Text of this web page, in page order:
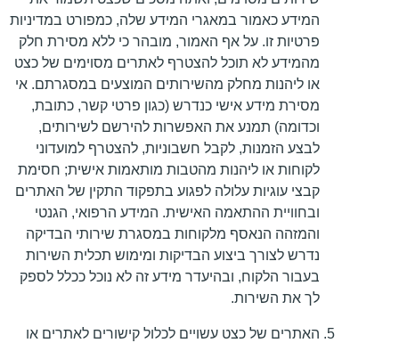
המידע כאמור במאגרי המידע שלה, כמפורט במדיניות
פרטיות זו. על אף האמור, מובהר כי ללא מסירת חלק
מהמידע לא תוכל להצטרף לאתרים מסוימים של כצט
או ליהנות מחלק מהשירותים המוצעים במסגרתם. אי
מסירת מידע אישי כנדרש (כגון פרטי קשר, כתובת,
וכדומה) תמנע את האפשרות להירשם לשירותים,
לבצע הזמנות, לקבל חשבוניות, להצטרף למועדוני
לקוחות או ליהנות מהטבות מותאמות אישית; חסימת
קבצי עוגיות עלולה לפגוע בתפקוד התקין של האתרים
ובחוויית ההתאמה האישית. המידע הרפואי, הגנטי
והמזהה הנאסף מלקוחות במסגרת שירותי הבדיקה
נדרש לצורך ביצוע הבדיקות ומימוש תכלית השירות
בעבור הלקוח, ובהיעדר מידע זה לא נוכל ככלל לספק
לך את השירות.
האתרים של כצט עשויים לכלול קישורים לאתרים או